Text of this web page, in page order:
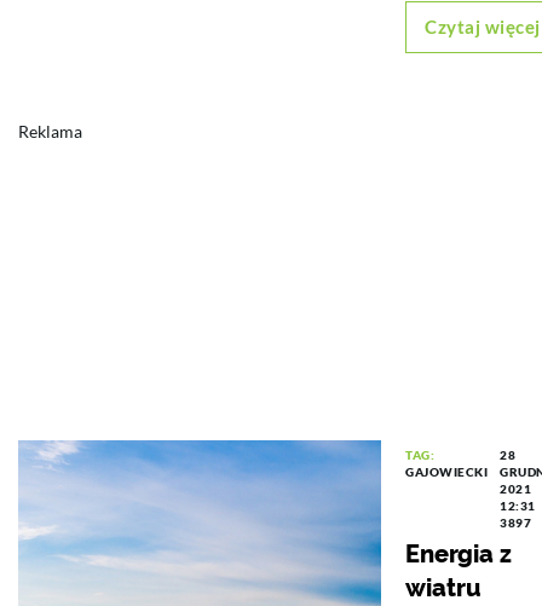
Czytaj więcej
Reklama
TAG:
GAJOWIECKI
28
2021
12:31
3897
Energia z
wiatru